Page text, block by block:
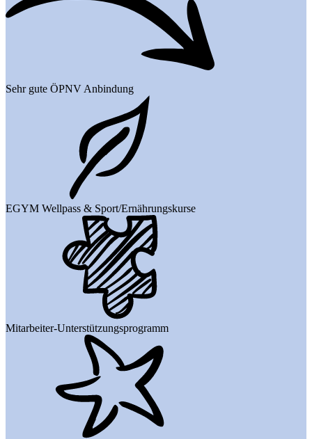
Sehr gute ÖPNV Anbindung
EGYM Wellpass & Sport/Ernährungskurse
Mitarbeiter-Unterstützungsprogramm